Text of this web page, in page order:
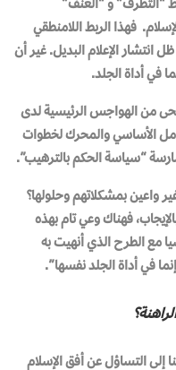
فهذا الربط اللامنطقي
انتشار الإعلام البديل. غير أن
في أداة الجلد.
من الهواجس الرئيسية لدى
الأساسي والمحرك لخطوات
“سياسة الحكم بالترهيب”.
واعين بمشكلاتهم وحلولها؟
فهناك وعي تام بهذه
مع الطرح الذي أنهيت به
في أداة الجلد نفسها”.
إلى التساؤل عن أفق الإسلام